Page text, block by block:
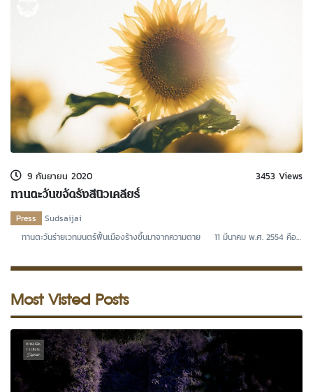
CONTACT
Channel Facebook
Twitter
Channel Youtube
9 กันยายน 2020 3453 Views
ทานตะวันขจัดรังสีนิวเคลียร์
Press
Sudsaijai
ทานตะวันร่ายเวทมนตร์ฟื้นเมืองร้างขึ้นมาจากความตาย 11 มีนาคม พ.ศ. 2554 คือ
Most Visted Posts